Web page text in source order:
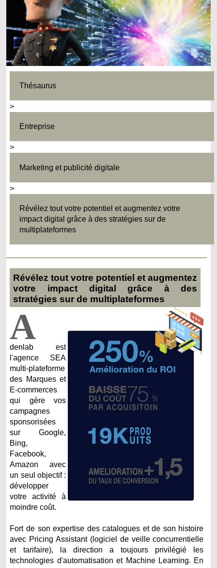
Thésaurus
>
Entreprise
>
Marketing et publicité digitale
>
Révélez tout votre potentiel et augmentez votre
impact digital grâce à des stratégies sur de
multiplateformes
Révélez tout votre potentiel et augmentez
votre impact digital grâce à des
stratégies sur de multiplateformes
A
denlab est
l'agence SEA
multi-plateforme
des Marques et
E-commerces
qui gère vos
campagnes
sponsorisées
sur Google,
Bing,
Facebook,
Amazon avec
un seul objectif :
développer
votre activité à
moindre coût.
Fort de son expertise des catalogues et de son histoire
avec Pricing Assistant (logiciel de veille concurrentielle
et tarifaire), la direction a toujours privilégié les
technologies d'automatisation et Machine Learning. En